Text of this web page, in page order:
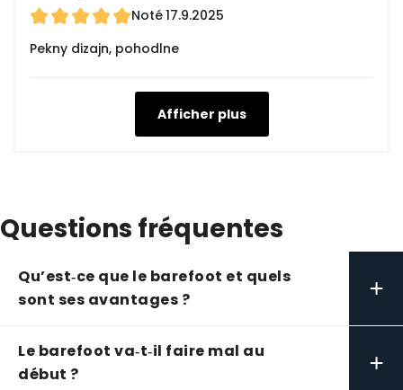
Noté17.9.2025
Pekny dizajn, pohodlne
Afficher plus
Questions fréquentes
Qu’est‑ce que le barefoot et quels
sont ses avantages ?
+
Le barefoot va‑t‑il faire mal au
début ?
+